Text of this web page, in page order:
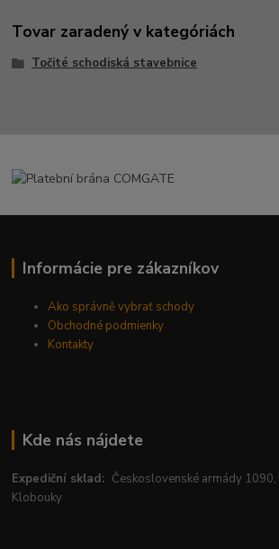
Tovar zaradený v kategóriách
Točité schodiská stavebnice
Informácie pre zákazníkov
Ako správně vybrať schody
Obchodné podmienky
Kontakty
Kde nás nájdete
Expediční sklad: Československé armády
Klobouky